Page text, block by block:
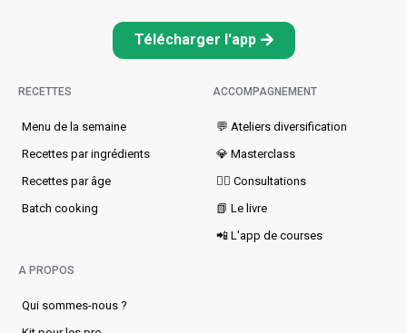
Télécharger l'app
RECETTES
Menu de la semaine​
Recettes par ingrédients
Recettes par âge
Batch cooking
ACCOMPAGNEMENT
💬 Ateliers diversification
💎 Masterclass
👩‍⚕️ Consultations
📗 Le livre
📲 L'app de courses
A PROPOS
Qui sommes-nous ?